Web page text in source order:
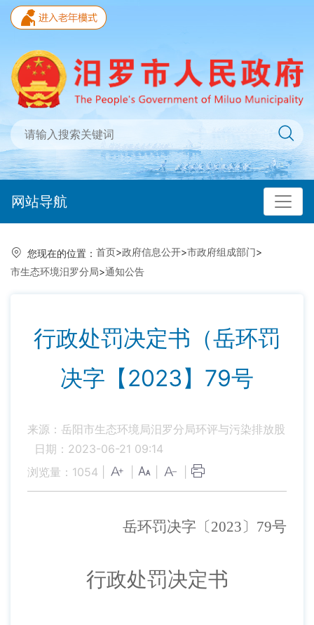
网站导航
您现在的位置： 首页>政府信息公开>市政府组成部门>
市生态环境汨罗分局>通知公告
行政处罚决定书（岳环罚
决字【2023】79号
来源：岳阳市生态环境局汨罗分局环评与污染排放股
日期：2023-06-21 09:14
浏览量： 1054
岳环罚决字〔2023〕 79号
行政处罚决定书